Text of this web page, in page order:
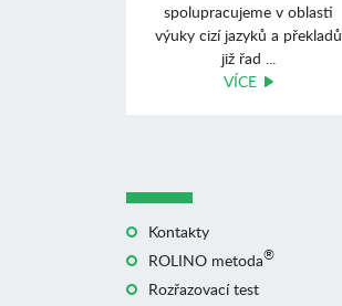
spolupracujeme v oblasti
výuky cizí jazyků a překladů
již řad ...
VÍCE
Kontakty
ROLINO metoda®
Rozřazovací test